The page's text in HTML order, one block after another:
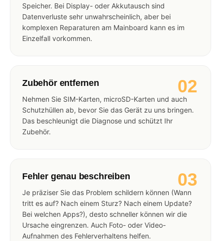
Speicher. Bei Display- oder Akkutausch sind
Datenverluste sehr unwahrscheinlich, aber bei
komplexen Reparaturen am Mainboard kann es im
Einzelfall vorkommen.
02
Zubehör entfernen
Nehmen Sie SIM-Karten, microSD-Karten und auch
Schutzhüllen ab, bevor Sie das Gerät zu uns bringen.
Das beschleunigt die Diagnose und schützt Ihr
Zubehör.
03
Fehler genau beschreiben
Je präziser Sie das Problem schildern können (Wann
tritt es auf? Nach einem Sturz? Nach einem Update?
Bei welchen Apps?), desto schneller können wir die
Ursache eingrenzen. Auch Foto- oder Video-
Aufnahmen des Fehlerverhaltens helfen.